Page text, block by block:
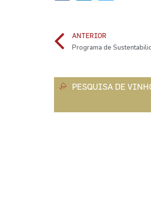
ANTERIOR
PESQUISA DE